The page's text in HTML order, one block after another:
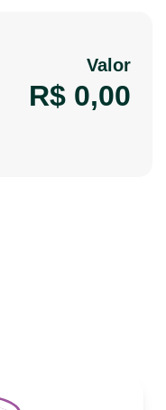
Valor
R$ 0,00